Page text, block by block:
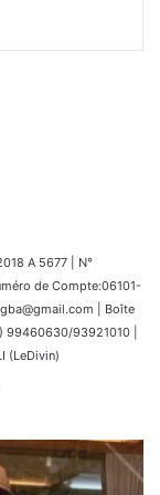
A 5677 | N°
de Compte:06101-
| Boîte
93921010 |
(LeDivin)